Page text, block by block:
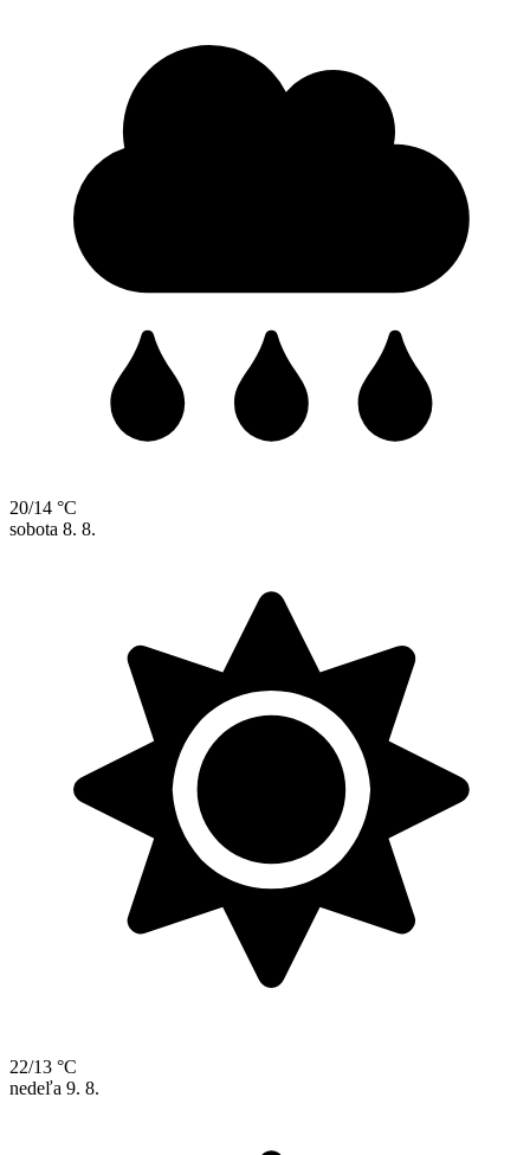
20/14 °C
sobota 8. 8.
22/13 °C
nedeľa 9. 8.